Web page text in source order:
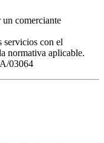
un comerciante
servicios con el
normativa aplicable.
03064